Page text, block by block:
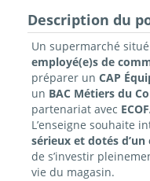
Description du
Un supermarché
employé(e)s de
préparer un CAP
un BAC Métiers du
partenariat avec
L’enseigne souhaite
sérieux et dotés
de s’investir
vie du magasin.